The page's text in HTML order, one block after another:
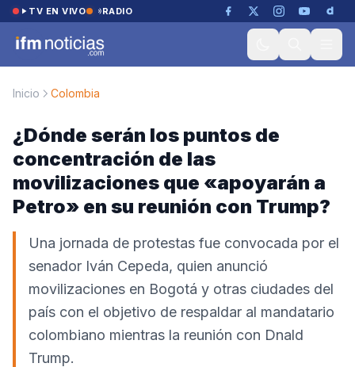
Saltar al contenido
TV EN VIVO RADIO
Inicio Colombia
¿Dónde serán los puntos de
concentración de las
movilizaciones que «apoyarán a
Petro» en su reunión con Trump?
Una jornada de protestas fue convocada por el
senador Iván Cepeda, quien anunció
movilizaciones en Bogotá y otras ciudades del
país con el objetivo de respaldar al mandatario
colombiano mientras la reunión con Dnald
Trump.